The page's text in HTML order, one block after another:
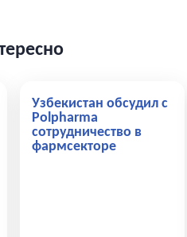
Узбекистан обсудил с
Polpharma
сотрудничество в
фармсекторе